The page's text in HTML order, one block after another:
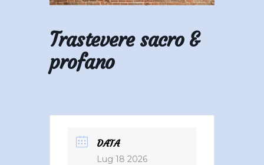
Trastevere sacro &
profano
DATA
Lug 18 2026